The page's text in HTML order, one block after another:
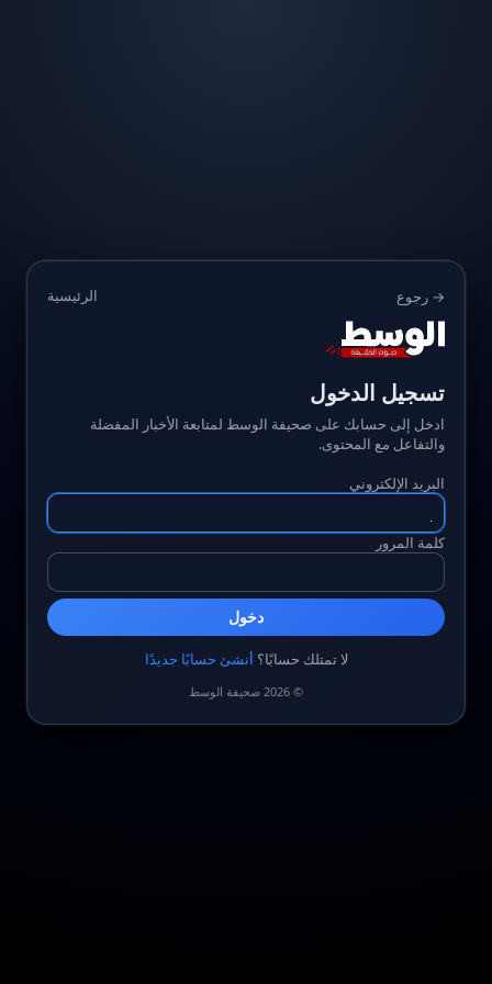
→ رجوع الرئيسية
تسجيل الدخول
ادخل إلى حسابك على صحيفة الوسط لمتابعة الأخبار المفضلة
والتفاعل مع المحتوى.
البريد الإلكتروني
كلمة المرور
دخول
لا تمتلك حسابًا؟ أنشئ حسابًا جديدًا
© 2026 صحيفة الوسط